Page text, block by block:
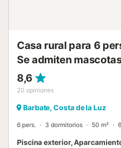
Casa rural para 6
Se admiten
8,6
20 opiniones
Barbate, Costa de la Luz
6 pers. 3 dormitorios 50 m²
Piscina exterior,